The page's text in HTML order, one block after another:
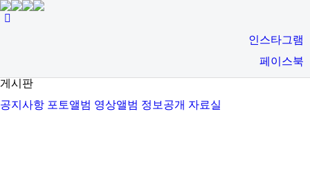
인스타그램
페이스북
게시판
공지사항 포토앨범 영상앨범 정보공개 자료실